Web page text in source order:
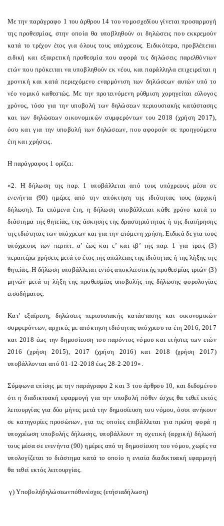
Με τηνπαράγραφο 1 του άρθρου 14 του νομοσχεδίου γίνεται προσαρμογή
της προθεσμίας, στην οποία θα υποβληθούν οι δηλώσεις που εκκρεμούν
κατά το τρέχον έτος για όλους τους υπόχρεους. Ειδικότερα, προβλέπεται
ειδική και εξαιρετική προθεσμία που αφορά τις δηλώσεις παρελθόντων
ετών που πρόκειται να υποβληθούν εκ νέου, και παράλληλα επιχειρείται η
χρονική και κατά περιεχόμενο εναρμόνιση των δηλώσεων αυτών υπό το
νέο νομικό καθεστώς. Με την προτεινόμενη ρύθμιση χορηγείται εύλογος
χρόνος, τόσο για την υποβολή των δηλώσεων περιουσιακής κατάστασης
και των δηλώσεων οικονομικών συμφερόντων του 2018 (χρήση 2017),
όσο και για την υποβολή των δηλώσεων, που αφορούν σε προηγούμενα
έτη και χρήσεις.
Η παράγραφος 1 ορίζει:
«2. Η δήλωση της παρ. 1 υποβάλλεται από τους υπόχρεους μέσα σε
ενενήντα (90) ημέρες από την απόκτηση της ιδιότητας τους (αρχική
δήλωση). Τα επόμενα έτη, η δήλωση υποβάλλεται κάθε χρόνο κατά το
διάστημα της θητείας, της άσκησης της δραστηριότητας ή της διατήρησης
της ιδιότητας των υπόχρεων και για την επόμενη χρήση. Ειδικά δε για τους
υπόχρεους των περιπτ. α’ έως και ε’ και ιβ’ της παρ. 1 για τρεις (3)
περαιτέρω χρήσεις μετά το έτος της απώλειας της ιδιότητας ή της λήξης της
θητείας. Η δήλωση υποβάλλεται εντός αποκλειστικής προθεσμίας τριών (3)
μηνών μετά τη λήξη της προθεσμίας υποβολής της δήλωσης φορολογίας
εισοδήματος.
Κατ’ εξαίρεση, δηλώσεις περιουσιακής κατάστασης και οικονομικών
συμφερόντων, αρχικές με απόκτηση ιδιότητας υπόχρεου τα έτη 2016, 2017
και 2018 έως την δημοσίευση του παρόντος νόμου και ετήσιες των ετών
2016 (χρήση 2015), 2017 (χρήση 2016) και 2018 (χρήση 2017)
υποβάλλονται από 01-12-2018 έως 28-2-2019».
Σύμφωνα επίσης με την παράγραφο 2 και 3 του άρθρου 10, και δεδομένου
ότι η διαδικτυακή εφαρμογή για την υποβολή πόθεν έσχες θα τεθεί εκτός
λειτουργίας για δύο μήνες μετά την δημοσίευση του νόμου, όσοι ανήκουν
σε κατηγορίες προσώπων, για τις οποίες επιβάλλεται για πρώτη φορά η
υποχρέωση υποβολής δήλωσης, υποβάλλουν τη σχετική (αρχική) δήλωσή
τους μέσα σε ενενήντα (90) ημέρες από τη δημοσίευση του νόμου,χωρίς να
υπολογίζεται το διάστημα κατά το οποίο η ενιαία διαδικτυακή εφαρμογή
θα τεθεί εκτός λειτουργίας.
γ) Υποβολήδηλώσεωνπόθενέσχες (ετήσιαδήλωση)